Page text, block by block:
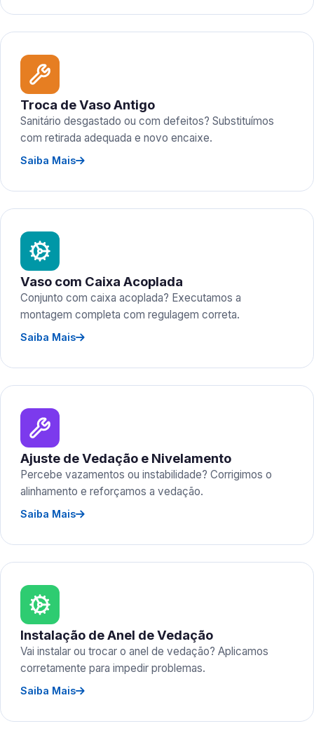
Troca de Vaso Antigo
Sanitário desgastado ou com defeitos? Substituímos
com retirada adequada e novo encaixe.
Saiba Mais
Vaso com Caixa Acoplada
Conjunto com caixa acoplada? Executamos a
montagem completa com regulagem correta.
Saiba Mais
Ajuste de Vedação e Nivelamento
Percebe vazamentos ou instabilidade? Corrigimos o
alinhamento e reforçamos a vedação.
Saiba Mais
Instalação de Anel de Vedação
Vai instalar ou trocar o anel de vedação? Aplicamos
corretamente para impedir problemas.
Saiba Mais